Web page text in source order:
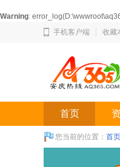
Warning:
手机客户端
收藏
首页
您当前的位置： 首页